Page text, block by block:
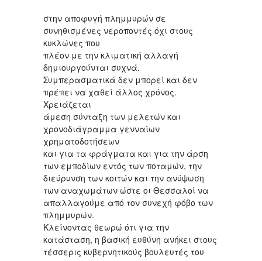
στην αποφυγή πλημμυρών σε
συνηθισμένες νεροποντές όχι στους
κυκλώνες που
πλέον με την κλιματική αλλαγή
δημιουργούνται συχνά.
Συμπερασματικά δεν μπορεί και δεν
πρέπει να χαθεί άλλος χρόνος.
Χρειάζεται
άμεση σύνταξη των μελετών και
χρονοδιάγραμμα γενναίων
χρηματοδοτήσεων
και για τα φράγματα και για την άρση
των εμποδίων εντός των ποταμών, την
διεύρυνση των κοιτών και την ανύψωση
των αναχωμάτων ώστε οι Θεσσαλοί να
απαλλαγούμε από τον συνεχή φόβο των
πλημμυρών.
Κλείνοντας θεωρώ ότι για την
κατάσταση, η βασική ευθύνη ανήκει στους
τέσσερις κυβερνητικούς βουλευτές του